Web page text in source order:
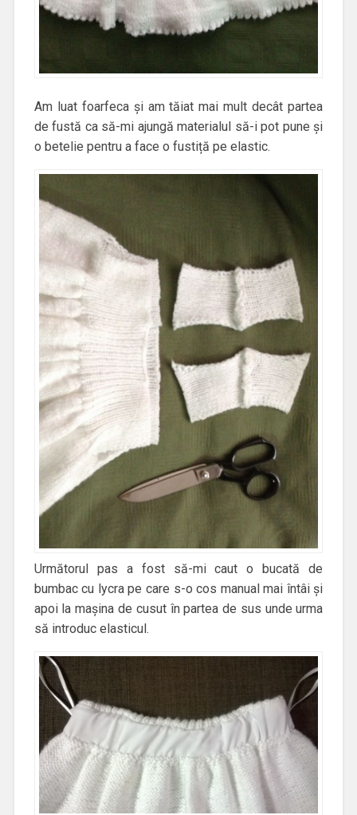
Am luat foarfeca și am tăiat mai mult decât partea
de fustă ca să-mi ajungă materialul să-i pot pune și
o betelie pentru a face o fustiță pe elastic.
Următorul pas a fost să-mi caut o bucată de
bumbac cu lycra pe care s-o cos manual mai întâi și
apoi la mașina de cusut în partea de sus unde urma
să introduc elasticul.